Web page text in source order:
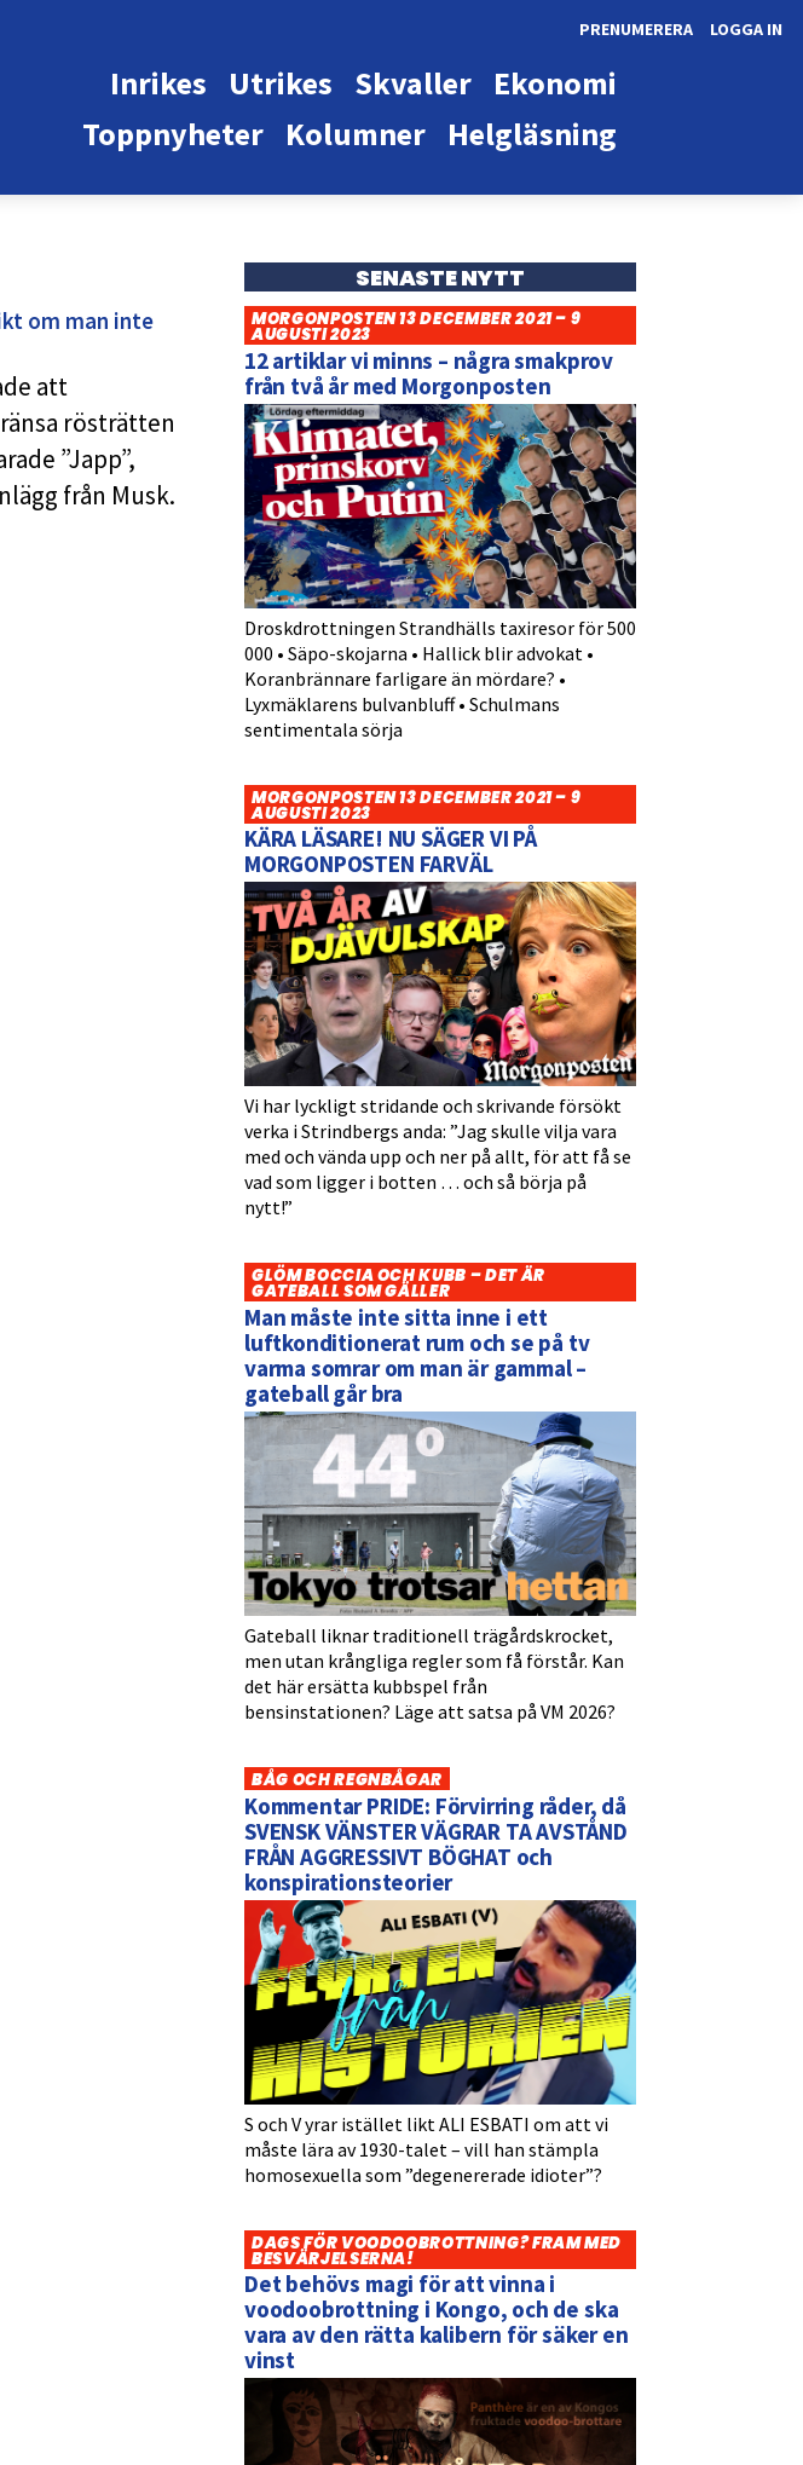
LOGGA IN
PRENUMERERA
Ekonomi
Skvaller
Utrikes
Inrikes
Helgläsning
Kolumner
Toppnyheter
om man inte
att
rösträtten
”Japp”,
från Musk.
SENASTE NYTT
MORGONPOSTEN 13 DECEMBER 2021 – 9
AUGUSTI 2023
12 artiklar vi minns – några smakprov
från två år med Morgonposten
Droskdrottningen Strandhälls taxiresor för 500
000 • Säpo-skojarna • Hallick blir advokat •
Koranbrännare farligare än mördare? •
Lyxmäklarens bulvanbluff • Schulmans
sentimentala sörja
MORGONPOSTEN 13 DECEMBER 2021 – 9
AUGUSTI 2023
KÄRA LÄSARE! NU SÄGER VI PÅ
MORGONPOSTEN FARVÄL
Vi har lyckligt stridande och skrivande försökt
verka i Strindbergs anda: ”Jag skulle vilja vara
med och vända upp och ner på allt, för att få se
vad som ligger i botten … och så börja på
nytt!”
GLÖM BOCCIA OCH KUBB – DET ÄR
GATEBALL SOM GÄLLER
Man måste inte sitta inne i ett
luftkonditionerat rum och se på tv
varma somrar om man är gammal –
gateball går bra
Gateball liknar traditionell trägårdskrocket,
men utan krångliga regler som få förstår. Kan
det här ersätta kubbspel från
bensinstationen? Läge att satsa på VM 2026?
BÅG OCH REGNBÅGAR
Kommentar PRIDE: Förvirring råder, då
SVENSK VÄNSTER VÄGRAR TA AVSTÅND
FRÅN AGGRESSIVT BÖGHAT och
konspirationsteorier
S och V yrar istället likt ALI ESBATI om att vi
måste lära av 1930-talet – vill han stämpla
homosexuella som ”degenererade idioter”?
DAGS FÖR VOODOOBROTTNING? FRAM MED
BESVÄRJELSERNA!
Det behövs magi för att vinna i
voodoobrottning i Kongo, och de ska
vara av den rätta kalibern för säker en
vinst